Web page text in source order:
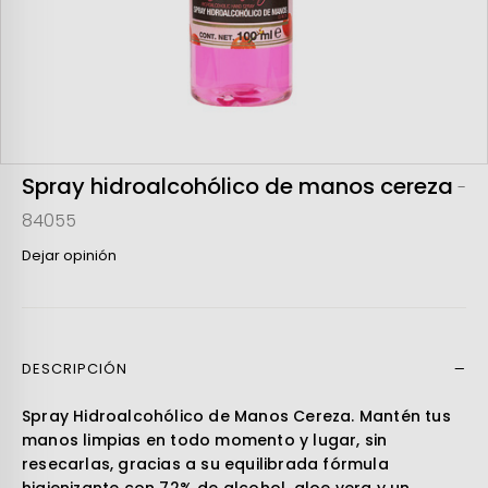
Spray hidroalcohólico de manos cereza -
84055
Dejar opinión
DESCRIPCIÓN
Spray Hidroalcohólico de Manos Cereza. Mantén tus
manos limpias en todo momento y lugar, sin
resecarlas, gracias a su equilibrada fórmula